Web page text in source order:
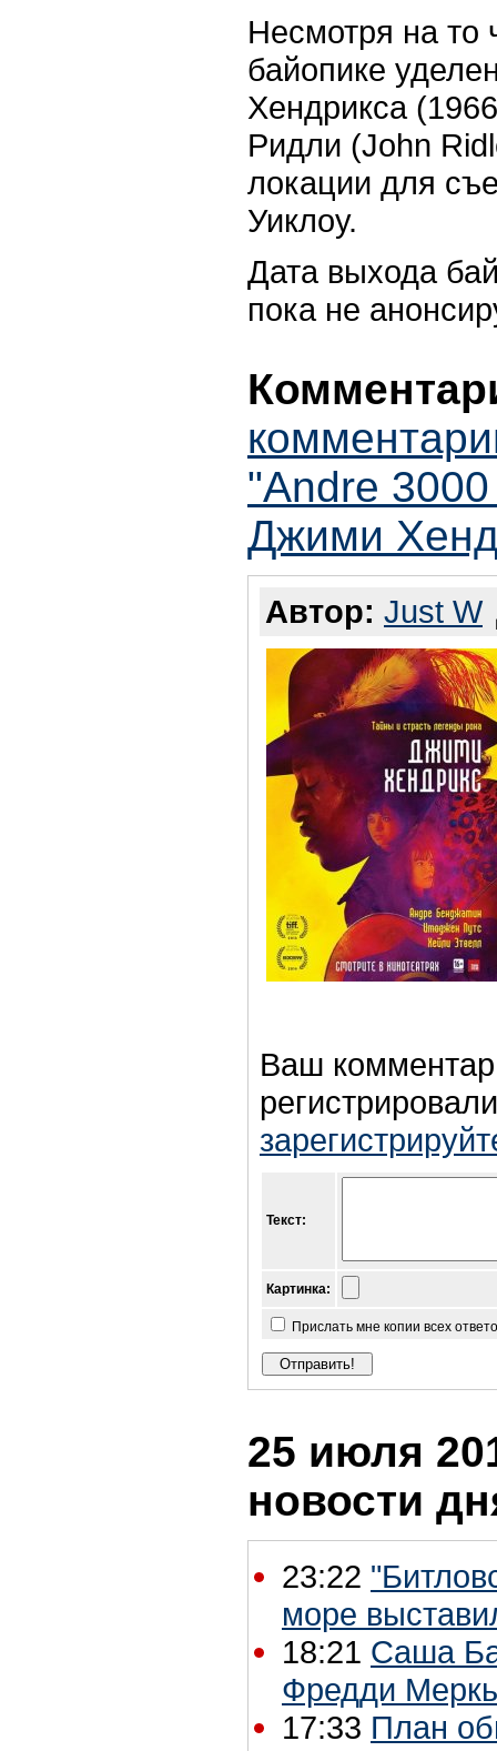
Несмотря на то
байопике
Хендрикса
Ридли (John
локации для
Уиклоу.
Дата выхода
пока не
"Andre
Джими
Автор: Just W
Ваш
Текст:
Картинка:
Прислать мне копии всех
25 июля
новости
23:22
море
18:21 Саша
Фредди
17:33 План